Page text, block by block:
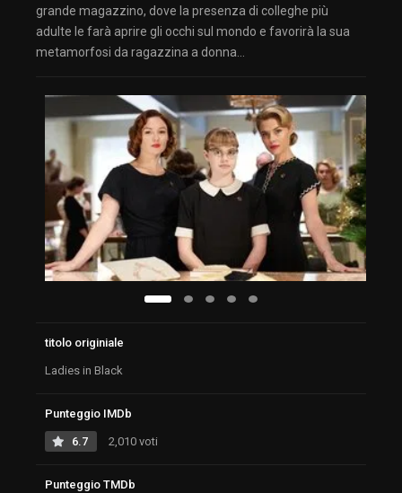
grande magazzino, dove la presenza di colleghe più
adulte le farà aprire gli occhi sul mondo e favorirà la sua
metamorfosi da ragazzina a donna…
titolo originiale
Ladies in Black
Punteggio IMDb
6.7 2,010 voti
Punteggio TMDb